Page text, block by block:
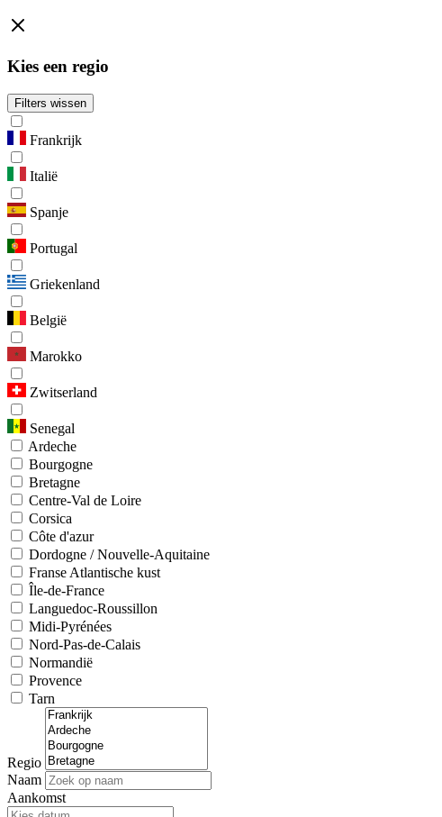
Kies een regio
Filters wissen
Frankrijk
Italië
Spanje
Portugal
Griekenland
België
Marokko
Zwitserland
Senegal
Ardeche
Bourgogne
Bretagne
Centre-Val de Loire
Corsica
Côte d'azur
Dordogne / Nouvelle-Aquitaine
Franse Atlantische kust
Île-de-France
Languedoc-Roussillon
Midi-Pyrénées
Nord-Pas-de-Calais
Normandië
Provence
Tarn
Regio
Naam
Aankomst